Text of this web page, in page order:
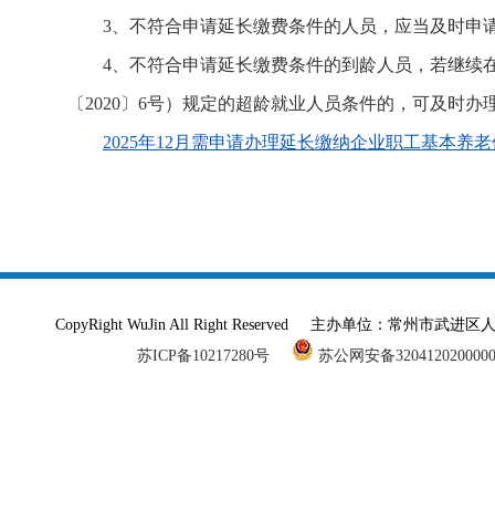
3、不符合申请延长缴费条件的人员，应当及时申
4、不符合申请延长缴费条件的到龄人员，若继
〔2020〕6号）规定的超龄就业人员条件的，可及时
2025年12月需申请办理延长缴纳企业职工基本养
CopyRight WuJin All Right Reserved 主办单位：常州市武进
苏ICP备10217280号
苏公网安备